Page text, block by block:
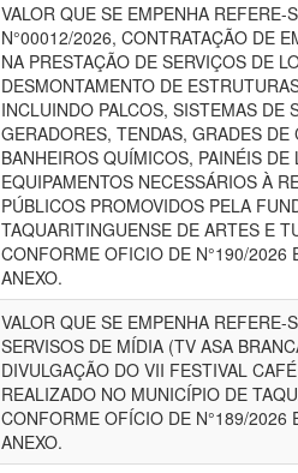
VALOR QUE SE EMPENHA REFERE-
N°00012/2026, CONTRATAÇÃO DE
NA PRESTAÇÃO DE SERVIÇOS DE
DESMONTAMENTO DE
INCLUINDO PALCOS, SISTEMAS DE
GERADORES, TENDAS, GRADES DE
BANHEIROS QUÍMICOS, PAINÉIS DE
EQUIPAMENTOS NECESSÁRIOS À
PÚBLICOS PROMOVIDOS PELA
TAQUARITINGUENSE DE ARTES E
CONFORME OFICIO DE N°190/2026
ANEXO.
VALOR QUE SE EMPENHA REFERE-
SERVISOS DE MÍDIA (TV ASA
DIVULGAÇÃO DO VII FESTIVAL
REALIZADO NO MUNICÍPIO DE
CONFORME OFÍCIO DE N°189/2026
ANEXO.